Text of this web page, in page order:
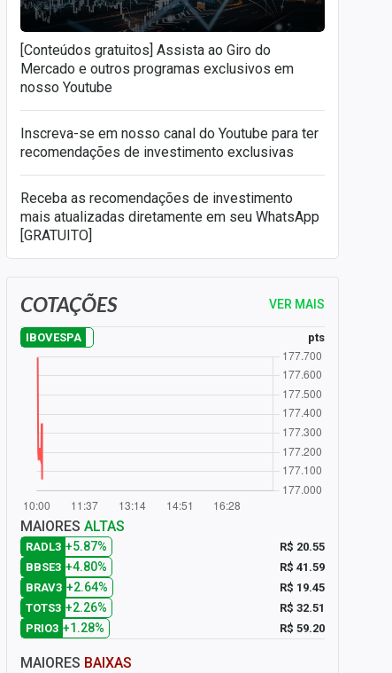
[Conteúdos gratuitos] Assista ao Giro do
Mercado e outros programas exclusivos em
nosso Youtube
Inscreva-se em nosso canal do Youtube para ter
recomendações de investimento exclusivas
Receba as recomendações de investimento
mais atualizadas diretamente em seu WhatsApp
[GRATUITO]
COTAÇÕES VER MAIS
IBOVESPA pts
MAIORES ALTAS
RADL3 +5.87%
R$ 20.55
BBSE3 +4.80%
R$ 41.59
BRAV3 +2.64%
R$ 19.45
TOTS3 +2.26%
R$ 32.51
PRIO3 +1.28% R$ 59.20
MAIORES BAIXAS